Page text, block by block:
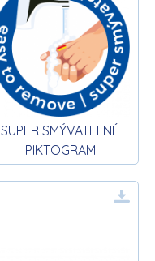
SUPER SMÝVATELNÉ
PIKTOGRAM